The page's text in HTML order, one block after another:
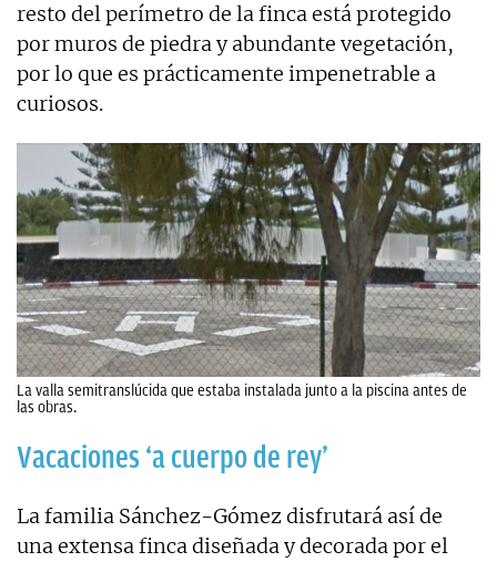
resto del perímetro de la finca está protegido
por muros de piedra y abundante vegetación,
por lo que es prácticamente impenetrable a
curiosos.
La valla semitranslúcida que estaba instalada junto a la piscina antes de
las obras.
Vacaciones ‘a cuerpo de rey’
La familia Sánchez-Gómez disfrutará así de
una extensa finca diseñada y decorada por el